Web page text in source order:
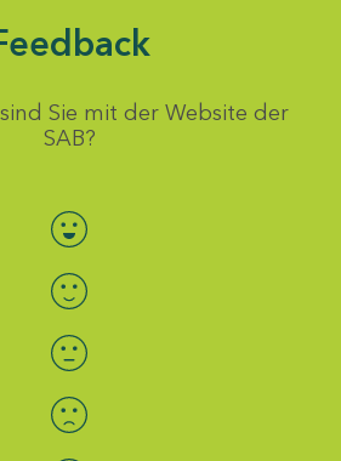
Sie mit der Website der
SAB?
Bewertung auswählen